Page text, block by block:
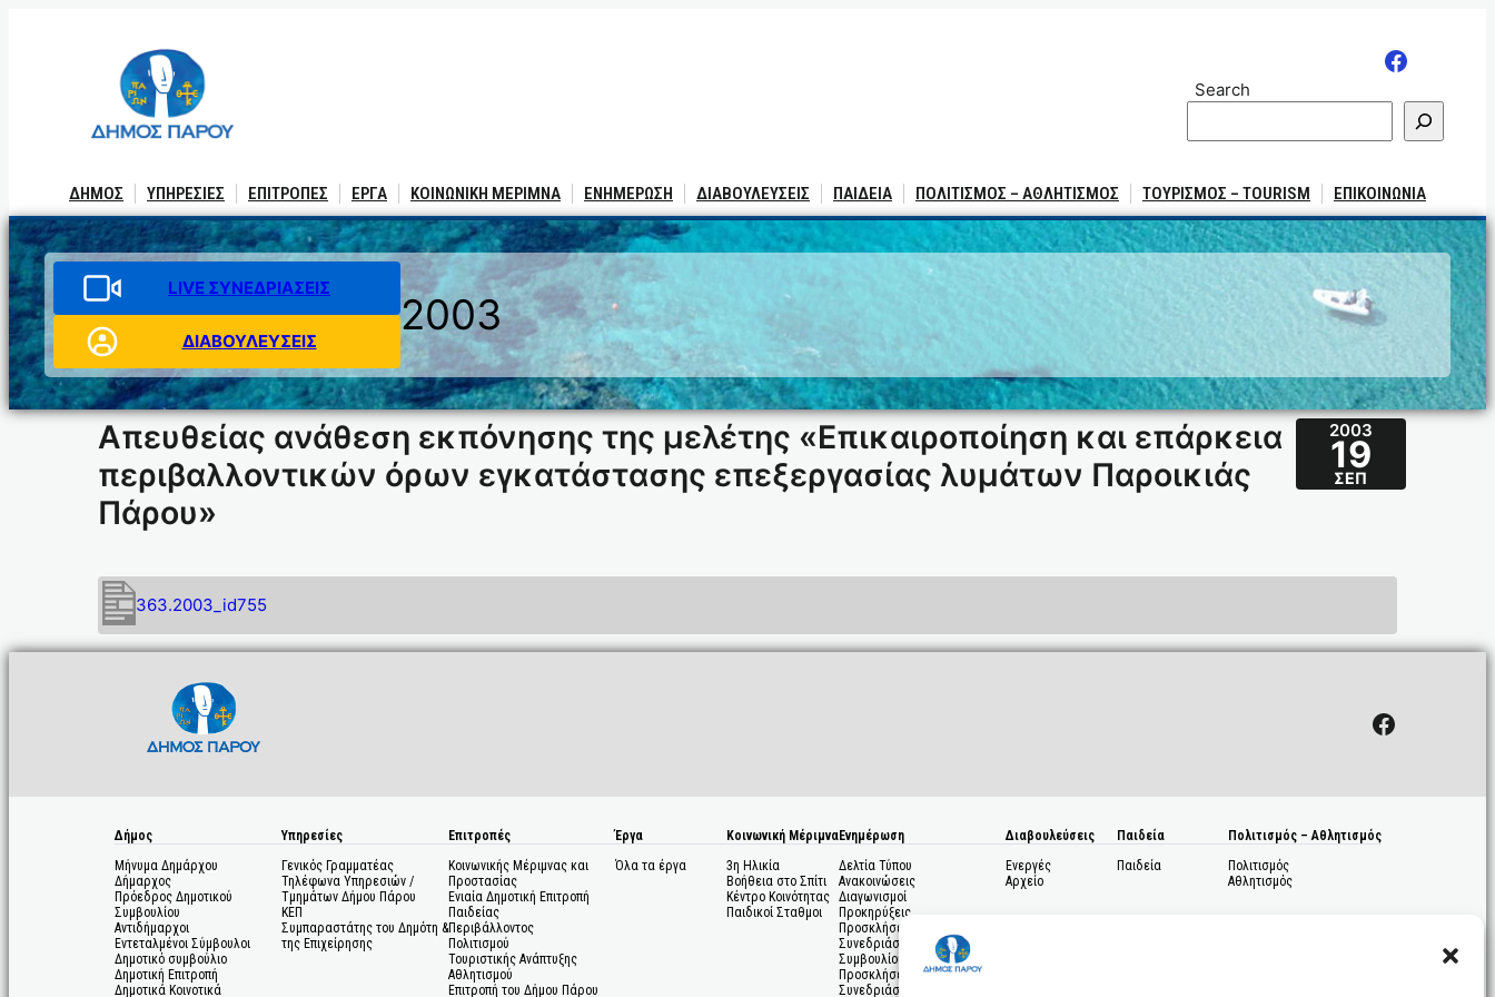
Search
ΔΗΜΟΣ ΥΠΗΡΕΣΙΕΣ ΕΠΙΤΡΟΠΕΣ ΕΡΓΑ ΚΟΙΝΩΝΙΚΗ ΜΕΡΙΜΝΑ ΕΝΗΜΕΡΩΣΗ ΔΙΑΒΟΥΛΕΥΣΕΙΣ ΠΑΙΔΕΙΑ ΠΟΛΙΤΙΣΜΟΣ – ΑΘΛΗΤΙΣΜΟΣ ΤΟΥΡΙΣΜΟΣ – TOURISM ΕΠΙΚΟΙΝΩΝΙΑ
LIVE ΣΥΝΕΔΡΙΑΣΕΙΣ
ΔΙΑΒΟΥΛΕΥΣΕΙΣ
2003
Απευθείας ανάθεση εκπόνησης της μελέτης «Επικαιροποίηση και επάρκεια
περιβαλλοντικών όρων εγκατάστασης επεξεργασίας λυμάτων Παροικιάς
Πάρου»
2003
19
ΣΕΠ
363.2003_id755
Facebook
Δήμος
Μήνυμα Δημάρχου
Δήμαρχος
Πρόεδρος Δημοτικού
Συμβουλίου
Αντιδήμαρχοι
Εντεταλμένοι Σύμβουλοι
Δημοτικό συμβούλιο
Δημοτική Επιτροπή
Δημοτικά Κοινοτικά
Υπηρεσίες
Γενικός Γραμματέας
Τηλέφωνα Υπηρεσιών /
Τμημάτων Δήμου Πάρου
ΚΕΠ
Συμπαραστάτης του Δημότη &
της Επιχείρησης
Επιτροπές
Κοινωνικής Μέριμνας και
Προστασίας
Ενιαία Δημοτική Επιτροπή
Παιδείας
Περιβάλλοντος
Πολιτισμού
Τουριστικής Ανάπτυξης
Αθλητισμού
Επιτροπή του Δήμου Πάρου
Έργα
Όλα τα έργα
Κοινωνική Μέριμνα
3η Ηλικία
Βοήθεια στο Σπίτι
Κέντρο Κοινότητας
Παιδικοί Σταθμοι
Ενημέρωση
Δελτία Τύπου
Ανακοινώσεις
Διαγωνισμοί
Προκηρύξεις
Προσκλήσεις σε
Συνεδριάσεις Δημοτικού
Συμβουλίου
Προσκλήσεις σε
Συνεδριάσεις Δημοτικής
Διαβουλεύσεις
Ενεργές
Αρχείο
Παιδεία
Παιδεία
Πολιτισμός – Αθλητισμός
Πολιτισμός
Αθλητισμός